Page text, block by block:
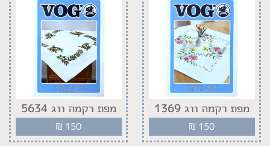
מפת רקמה ווג 1369
₪ 150
מפת רקמה ווג 5634
₪ 150